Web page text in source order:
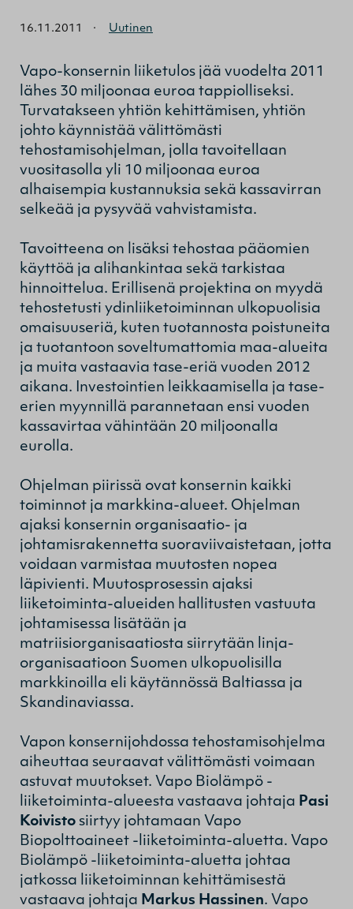
16.11.2011 · Uutinen
Vapo-konsernin liiketulos jää vuodelta 2011
lähes 30 miljoonaa euroa tappiolliseksi.
Turvatakseen yhtiön kehittämisen, yhtiön
johto käynnistää välittömästi
tehostamisohjelman, jolla tavoitellaan
vuositasolla yli 10 miljoonaa euroa
alhaisempia kustannuksia sekä kassavirran
selkeää ja pysyvää vahvistamista.
Tavoitteena on lisäksi tehostaa pääomien
käyttöä ja alihankintaa sekä tarkistaa
hinnoittelua. Erillisenä projektina on myydä
tehostetusti ydinliiketoiminnan ulkopuolisia
omaisuuseriä, kuten tuotannosta poistuneita
ja tuotantoon soveltumattomia maa-alueita
ja muita vastaavia tase-eriä vuoden 2012
aikana. Investointien leikkaamisella ja tase-
erien myynnillä parannetaan ensi vuoden
kassavirtaa vähintään 20 miljoonalla
eurolla.
Ohjelman piirissä ovat konsernin kaikki
toiminnot ja markkina-alueet. Ohjelman
ajaksi konsernin organisaatio- ja
johtamisrakennetta suoraviivaistetaan, jotta
voidaan varmistaa muutosten nopea
läpivienti. Muutosprosessin ajaksi
liiketoiminta-alueiden hallitusten vastuuta
johtamisessa lisätään ja
matriisiorganisaatiosta siirrytään linja-
organisaatioon Suomen ulkopuolisilla
markkinoilla eli käytännössä Baltiassa ja
Skandinaviassa.
Vapon konsernijohdossa tehostamisohjelma
aiheuttaa seuraavat välittömästi voimaan
astuvat muutokset. Vapo Biolämpö -
liiketoiminta-alueesta vastaava johtaja Pasi
Koivisto siirtyy johtamaan Vapo
Biopolttoaineet -liiketoiminta-aluetta. Vapo
Biolämpö -liiketoiminta-aluetta johtaa
jatkossa liiketoiminnan kehittämisestä
vastaava johtaja Markus Hassinen. Vapo